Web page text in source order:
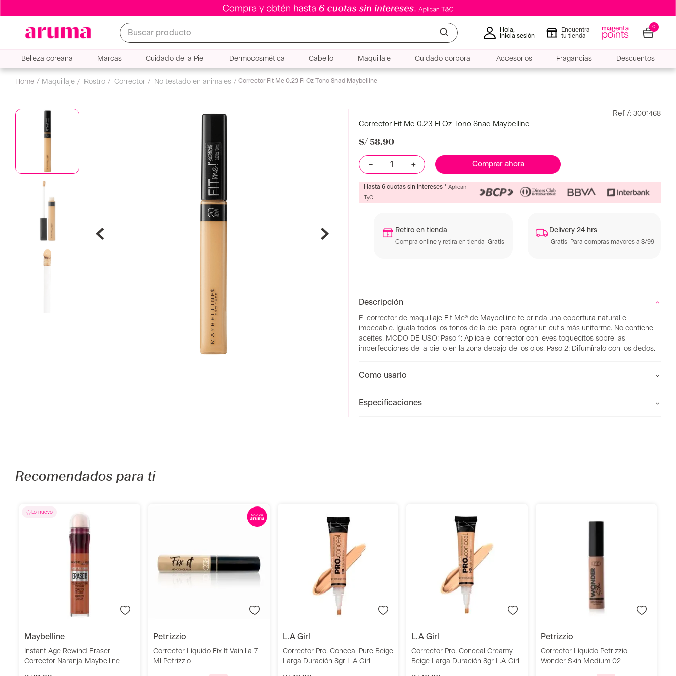
Buscar producto
Hola,
inicia sesión
Encuentra
tu tienda
0
Belleza coreana Marcas Cuidado de la Piel Dermocosmética Cabello Maquillaje Cuidado corporal Accesorios Fragancias Descuentos
maquillaje rostro corrector Corrector Fit Me 0.23 Fl Oz Tono Snad Maybelline
: 3001468
Corrector Fit Me 0.23 Fl Oz Tono Snad Maybelline
S/ 58.90
＋
－ Comprar ahora
Hasta 6 cuotas sin intereses * Aplican
TyC
Retiro en tienda
Compra online y retira en tienda ¡Gratis!
Delivery 24 hrs
¡Gratis! Para compras mayores a S/99
Descripción
El corrector de maquillaje Fit Me® de Maybelline te brinda una cobertura natural e
impecable. Iguala todos los tonos de la piel para lograr un cutis más uniforme. No contiene
aceites. MODO DE USO: Paso 1: Aplica el corrector con leves toquecitos sobre las
imperfecciones de la piel o en la zona debajo de los ojos. Paso 2: Difumínalo con los dedos.
Como usarlo
Especificaciones
Recomendados para ti
Añadir
maybelline
Instant Age Rewind Eraser
Corrector Naranja Maybelline
Añadir
petrizzio
Corrector Líquido Fix It Vainilla 7
Ml Petrizzio
Añadir
l.a girl
Corrector Pro. Conceal Pure Beige
Larga Duración 8gr L.A Girl
Añadir
l.a girl
Corrector Pro. Conceal Creamy
Beige Larga Duración 8gr L.A Girl
Añadir
petrizzio
Corrector Líquido Petrizzio
Wonder Skin Medium 02